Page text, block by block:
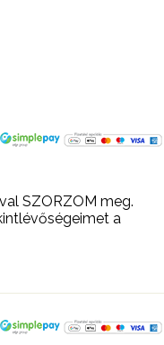
SZORZOM meg.
a